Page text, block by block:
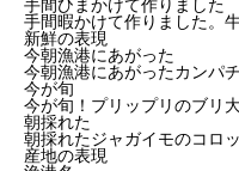
手間ひまかけて作りました
手間暇かけて作りました。
新鮮の表現
今朝漁港にあがった
今朝漁港にあがったカンパ
今が旬
今が旬！プリップリのブリ
朝採れた
朝採れたジャガイモのコロ
産地の表現